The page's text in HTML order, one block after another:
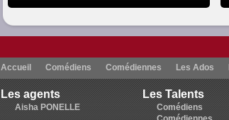
Accueil Comédiens Comédiennes Les Ados
Les agents
Aisha PONELLE
Les Talents
Comédiens